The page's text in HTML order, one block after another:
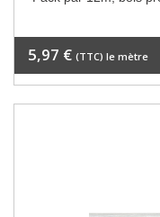
5,97 € (TTC) le mètre